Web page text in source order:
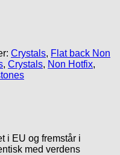
Crystals, Flat back Non
, Crystals, Non Hotfix,
i EU og fremstår i
med verdens